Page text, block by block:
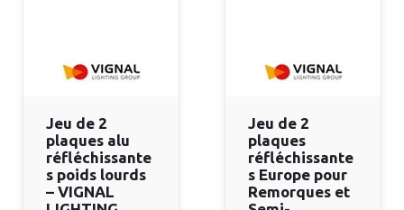
Jeu de 2
plaques alu
réfléchissante
s poids lourds
– VIGNAL
Jeu de 2
plaques
réfléchissante
s Europe pour
Remorques et